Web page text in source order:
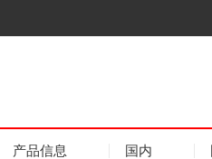
产品信息 国内